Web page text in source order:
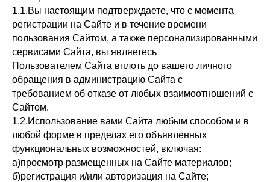
1.1.Вы настоящим подтверждаете, что с момента
регистрации на Сайте и в течение времени
пользования Сайтом, а также персонализированными
сервисами Сайта, вы являетесь
Пользователем Сайта вплоть до вашего личного
обращения в администрацию Сайта с
требованием об отказе от любых взаимоотношений с
Сайтом.
1.2.Использование вами Сайта любым способом и в
любой форме в пределах его объявленных
функциональных возможностей, включая:
а)просмотр размещенных на Сайте материалов;
б)регистрация и/или авторизация на Сайте;